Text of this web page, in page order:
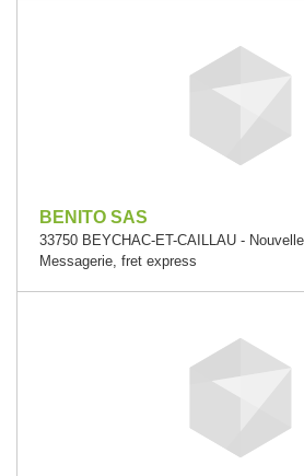
BENITO SAS
33750 BEYCHAC-ET-CAILLAU -
Messagerie, fret express